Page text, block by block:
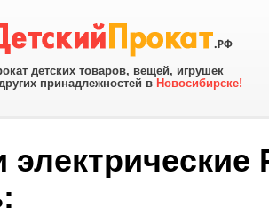
детских товаров, вещей, игрушек
принадлежностей в Новосибирске!
электрические